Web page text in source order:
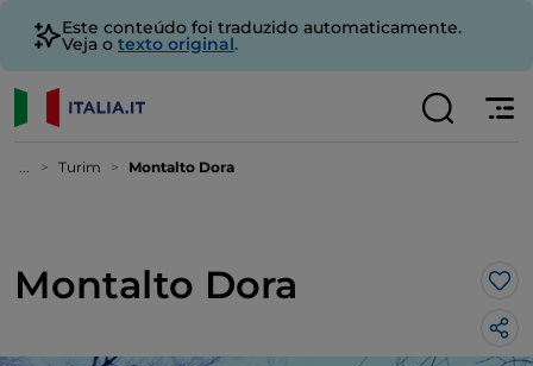
Este conteúdo foi traduzido automaticamente.
Veja o texto original.
... Turim Montalto Dora
Montalto Dora